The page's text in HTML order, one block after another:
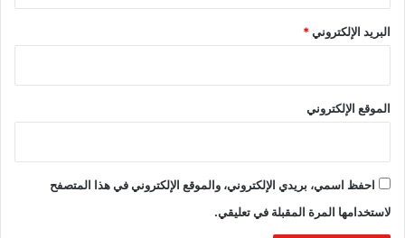
البريد الإلكتروني*
الموقع الإلكتروني
احفظ اسمي، بريدي الإلكتروني، والموقع الإلكتروني في هذا المتصفح
لاستخدامها المرة المقبلة في تعليقي.